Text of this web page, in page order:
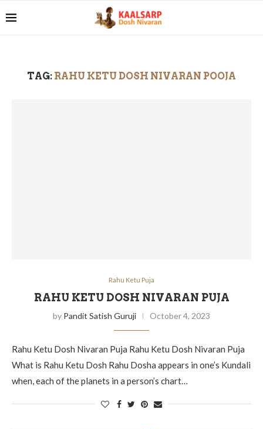
TAG: RAHU KETU DOSH NIVARAN POOJA
Rahu Ketu Puja
RAHU KETU DOSH NIVARAN PUJA
by Pandit Satish Guruji October 4, 2023
Rahu Ketu Dosh Nivaran Puja Rahu Ketu Dosh Nivaran Puja
What is Rahu Ketu Dosh Rahu Dosha appears in one’s Kundali
when, each of the planets in a person’s chart…